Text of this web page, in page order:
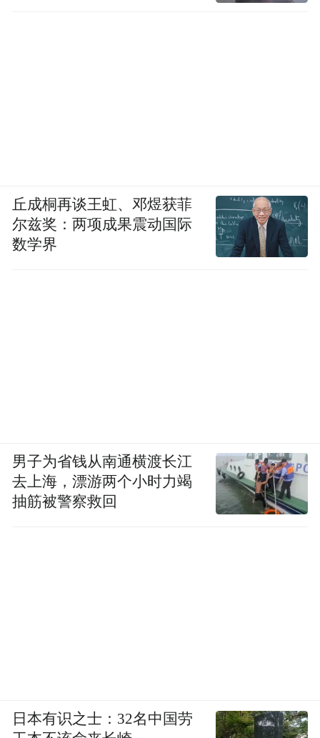
丘成桐再谈王虹、邓煜获菲
尔兹奖：两项成果震动国际
数学界
男子为省钱从南通横渡长江
去上海，漂游两个小时力竭
抽筋被警察救回
日本有识之士：32名中国劳